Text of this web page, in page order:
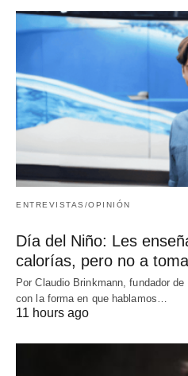
ENTREVISTAS/OPINIÓN
Día del Niño: Les
calorías, pero no a
Por Claudio Brinkmann, fundador
con la forma en que hablamos…
11 hours ago